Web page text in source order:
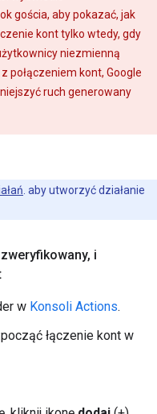
gościa, aby pokazać, jak
kont tylko wtedy, gdy
niezmienną
połączeniem kont, Google
ruch generowany
. aby utworzyć działanie
, i
w Konsoli Actions.
łączenie kont w